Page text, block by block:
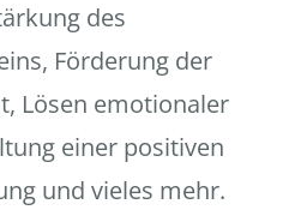
des
Förderung der
Lösen emotionaler
einer positiven
und vieles mehr.